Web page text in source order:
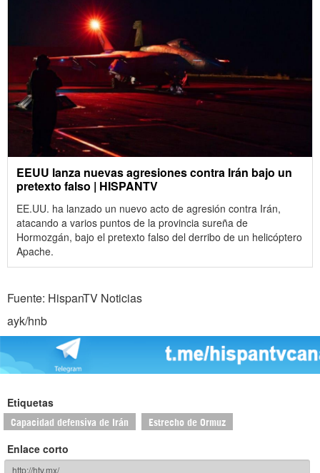
EEUU lanza nuevas agresiones contra Irán bajo un
pretexto falso | HISPANTV
EE.UU. ha lanzado un nuevo acto de agresión contra Irán,
atacando a varios puntos de la provincia sureña de
Hormozgán, bajo el pretexto falso del derribo de un helicóptero
Apache.
Fuente: HispanTV Noticias
ayk/hnb
Etiquetas
Capacidad defensiva de Irán Estrecho de Ormuz
Enlace corto